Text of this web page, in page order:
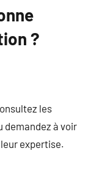
?
les
demandez à voir
expertise.